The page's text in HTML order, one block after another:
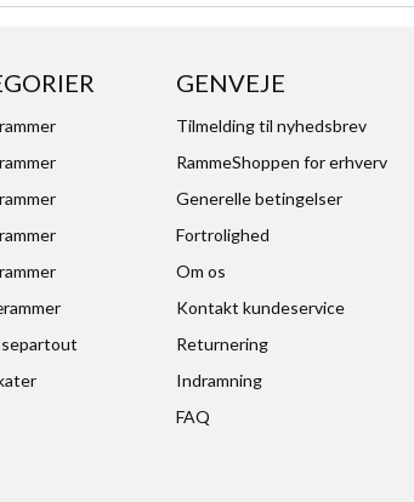
GENVEJE
Tilmelding til nyhedsbrev
RammeShoppen for erhverv
Generelle betingelser
Fortrolighed
Om os
Kontakt kundeservice
Returnering
Indramning
FAQ